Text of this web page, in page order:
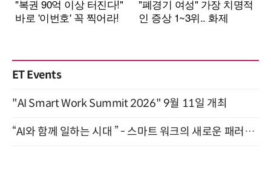
ET Events
"AI Smart Work Summit 2026" 9월 11일 개최
“AI와 함께 일하는 시대 ” - 스마트 워크의 새로운 패러다임 (9/11)